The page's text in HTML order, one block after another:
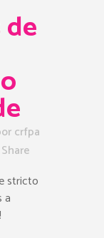
crfpa
Share
stricto
a